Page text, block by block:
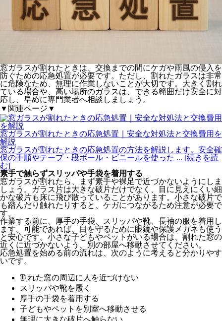
窓ガラスが割れたときは、交換までの間にケガや雨風の侵入を
防ぐための応急処置が必要です。ただし、割れたガラスは非常
に危険なため、無理に作業しないことが大切です。大きく割れ
ている場合や、高い場所のガラスは、できる範囲だけ安全に対
応し、早めに専門業者へ相談しましょう。
▼関連ページ▼
窓ガラスが割れたときの応急処置｜安全な対処法と交換費用を
解説
窓ガラスが割れたときの応急処置の方法を解説します。安全確
保の手順やテープ・段ボール・ビニールを使った ... [続きを読
む]
素手で触らずスリッパや手袋を着用する
窓ガラスが割れたら、まず素手や裸足で近づかないようにしま
しょう。ガラス片は大きな破片だけでなく、目に見えにくい細
かな破片も床に飛び散っていることがあります。小さな破片で
も踏んだり触れたりすると、ケガにつながるため注意が必要で
す。
作業する前に、厚手の手袋、スリッパや靴、長袖の服を着用し
ます。可能であれば、目を守るために眼鏡や保護メガネも使う
と安心です。小さな子どもやペットがいる場合は、割れた窓の
近くに近づかないよう、別の部屋へ移動させてください。
応急処置を始める前の流れは、次のように考えると分かりやす
いです。
割れた窓の周辺に人を近づけない
スリッパや靴を履く
厚手の手袋を着用する
子どもやペットを別室へ移動させる
無理に大きな破片へ触らない